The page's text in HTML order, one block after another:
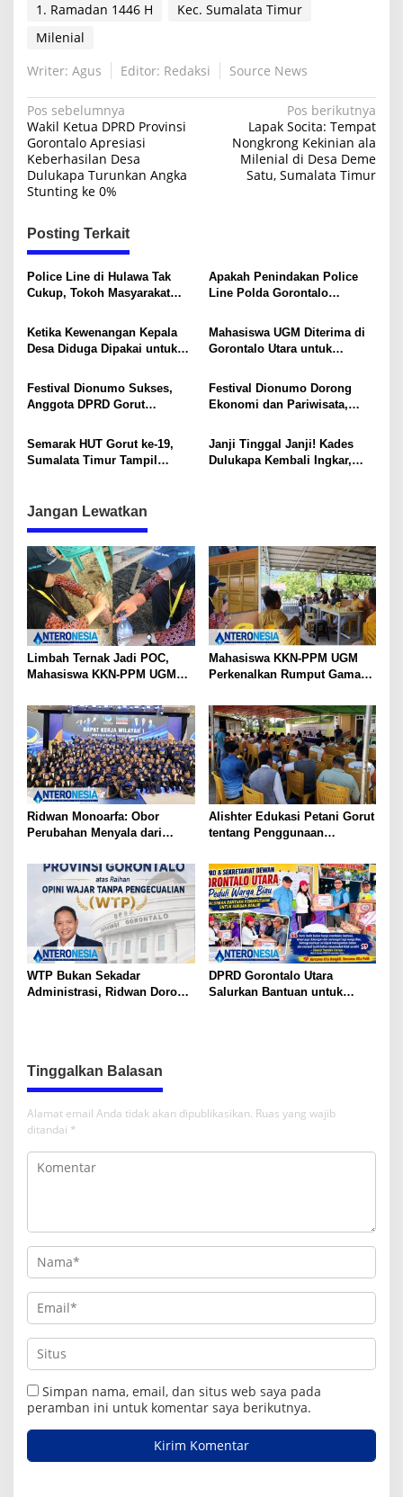
1. Ramadan 1446 H
Kec. Sumalata Timur
Milenial
Writer: Agus
Editor: Redaksi Source News
N
a
v
i
a
s
i
o
Pos sebelumnya
Wakil Ketua DPRD Provinsi
Gorontalo Apresiasi
Keberhasilan Desa
Dulukapa Turunkan Angka
Stunting ke 0%
Pos berikutnya
Lapak Socita: Tempat
Nongkrong Kekinian ala
Milenial di Desa Deme
Satu, Sumalata Timur
Posting Terkait
Police Line di Hulawa Tak
Cukup, Tokoh Masyarakat
Apakah Penindakan Police
Line Polda Gorontalo
Informasi atas kematian RL
atau karena PETI?
Ketika Kewenangan Kepala
Desa Diduga Dipakai untuk
Berujung Kematian Pekerja
Mahasiswa UGM Diterima di
Gorontalo Utara untuk
Festival Dionumo Sukses,
Anggota DPRD Gorut
Masuk Kalender Wisata
Nasional
Festival Dionumo Dorong
Ekonomi dan Pariwisata,
Apresiasi
Semarak HUT Gorut ke-19,
Sumalata Timur Tampil
Janji Tinggal Janji! Kades
Dulukapa Kembali Ingkar,
Jangan Lewatkan
Limbah Ternak Jadi POC,
Mahasiswa KKN-PPM UGM
Mahasiswa KKN-PPM UGM
Perkenalkan Rumput Gama
Unggul di Gorontalo Utara
Ridwan Monoarfa: Obor
Perubahan Menyala dari
Alishter Edukasi Petani Gorut
tentang Penggunaan
Efektif
WTP Bukan Sekadar
Administrasi, Ridwan Dorong
DPRD Gorontalo Utara
Salurkan Bantuan untuk
Tinggalkan Balasan
Alamat email Anda tidak akan dipublikasikan. Ruas yang wajib
ditandai *
Simpan nama, email, dan situs web saya pada
peramban ini untuk komentar saya berikutnya.